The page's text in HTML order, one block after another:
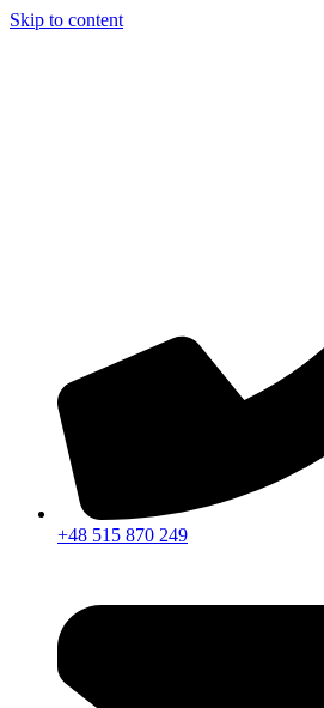
Skip to content
+48 515 870 249